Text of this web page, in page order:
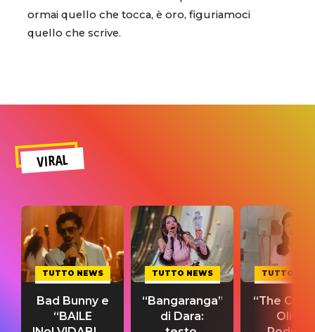
ormai quello che tocca, è oro, figuriamoci
quello che scrive.
VIRAL
TUTTO NEWS
Bad Bunny e
“BAILE
TUTTO NEWS
“Bangaranga”
di Dara:
TUTTO
“The
Olivia